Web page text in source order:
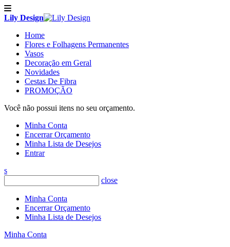
Lily Design
Home
Flores e Folhagens Permanentes
Vasos
Decoração em Geral
Novidades
Cestas De Fibra
PROMOÇÃO
Você não possui itens no seu orçamento.
Minha Conta
Encerrar Orçamento
Minha Lista de Desejos
Entrar
s
close
Minha Conta
Encerrar Orçamento
Minha Lista de Desejos
Minha Conta